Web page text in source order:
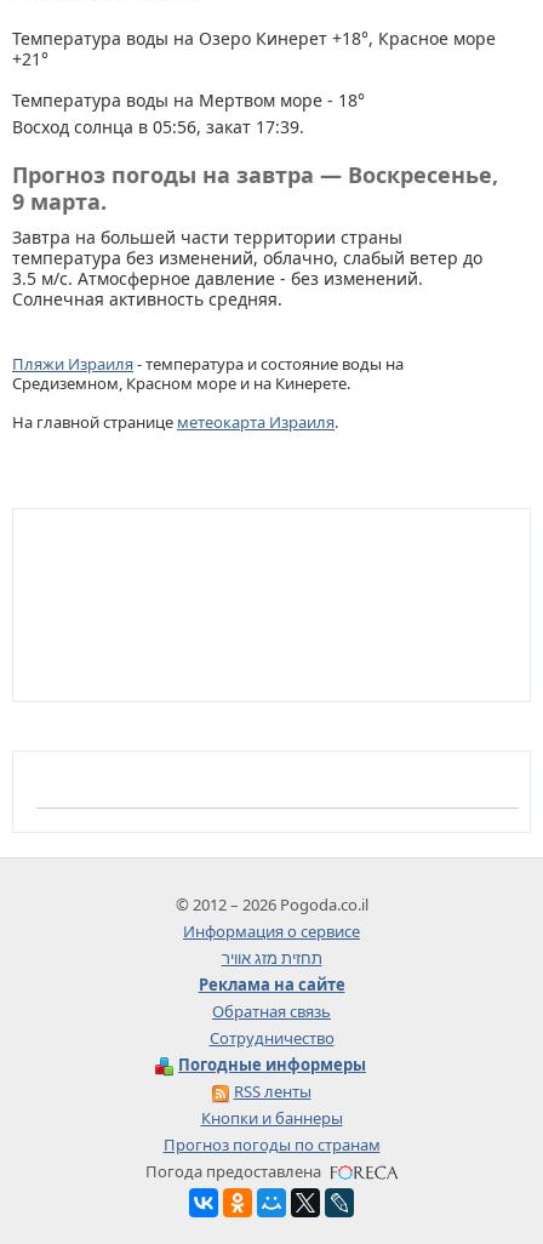
Температура воды на Озеро Кинерет +18°, Красное море
+21°
Температура воды на Мертвом море - 18°
Восход солнца в 05:56, закат 17:39.
Прогноз погоды на завтра — Воскресенье,
9 марта.
Завтра на большей части территории страны
температура без изменений, облачно, слабый ветер до
3.5 м/с. Атмосферное давление - без изменений.
Солнечная активность средняя.
Пляжи Израиля- температура и состояние воды на
Средиземном, Красном море и на Кинерете.
На главной странице метеокарта Израиля.
© 2012 – 2026 Pogoda.co.il
Информация о сервисе
תחזית מזג אוויר
Реклама на сайте
Обратная связь
Сотрудничество
Погодные информеры
RSS ленты
Кнопки и баннеры
Прогноз погоды по странам
Погода предоставлена